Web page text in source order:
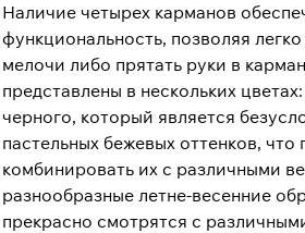
Наличие четырех карманов
функциональность, позволяя
мелочи либо прятать руки в
представлены в нескольких
черного, который является
пастельных бежевых оттенков, что
комбинировать их с различными
разнообразные летне-весенние
прекрасно смотрятся с